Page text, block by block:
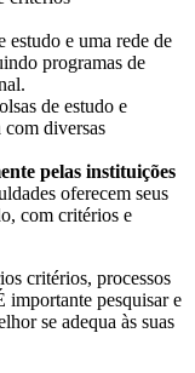
estudo e uma rede de
programas de
de estudo e
com diversas
pelas instituições
oferecem seus
com critérios e
critérios, processos
importante pesquisar e
se adequa às suas